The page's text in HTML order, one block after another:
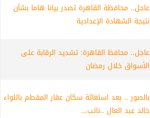
عاجل.. محافظة القاهرة تصدر بيانا هاما بشأن
نتيجة الشهادة الإعدادية
عاجل.. محافظ القاهرة: تشديد الرقابة على
الأسواق خلال رمضان
بالصور .. بعد استغاثة سكان عقار المقطم باللواء
خالد عبد العال ..نائب...